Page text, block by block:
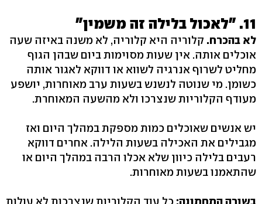
11. "לאכול בלילה זה משמין"
לא בהכרח. קלוריה היא קלוריה, לא משנה באיזה שעה
אוכלים אותה. אין שעות מסוימות ביום שבהן הגוף
מחליט לשרוף אנרגיה לשווא או דווקא לאגור אותה
כשומן. מי שנוטה לנשנש בשעות ערב מאוחרות, יושפע
מעודף הקלוריות שנצרכו ולא מהשעה המאוחרת.
יש אנשים שאוכלים כמות מספקת במהלך היום ואז
מגבילים את האכילה בשעות הלילה. אחרים דווקא
רעבים בלילה כיוון שלא אכלו הרבה במהלך היום או
שהתאמנו בשעות מאוחרות.